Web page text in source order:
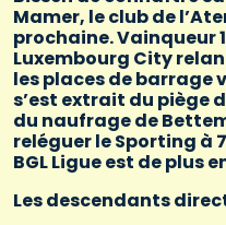
Mamer, le club de
prochaine. Vainqueur
Luxembourg City
les places de barrage
s’est extrait du piège
du naufrage de
reléguer le Sporting à
BGL Ligue est de plus
Les descendants